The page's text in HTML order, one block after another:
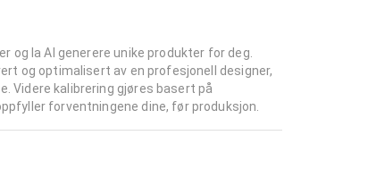
og la AI generere unike produkter for deg.
og optimalisert av en profesjonell designer,
Videre kalibrering gjøres basert på
forventningene dine, før produksjon.